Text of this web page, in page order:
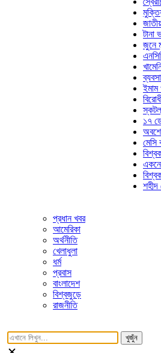
জাতীয়
টানা
জুনে
এনসিপির
খামেনির
ইমাম
বিরোধী
১৭ ডেপুটি
অবশেষে
মেসি
একনেকে
বিশ্বকাপ
শহীদ
প্রধান খবর
আমেরিকা
অর্থনীতি
খেলাধুলা
ধর্ম
প্রবাস
বাংলাদেশ
বিশ্বজুড়ে
রাজনীতি
খুজুঁন